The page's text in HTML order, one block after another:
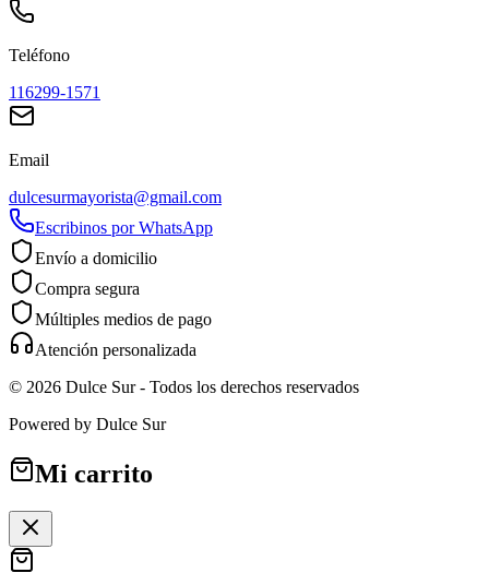
Teléfono
116299-1571
Email
dulcesurmayorista@gmail.com
Escribinos por WhatsApp
Envío a domicilio
Compra segura
Múltiples medios de pago
Atención personalizada
© 2026 Dulce Sur- Todos los derechos reservados
Powered by Dulce Sur
Mi carrito